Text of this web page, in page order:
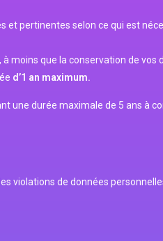
et pertinentes selon ce qui est
moins que la conservation de vos
d’1 an maximum.
une durée maximale de 5 ans à
violations de données